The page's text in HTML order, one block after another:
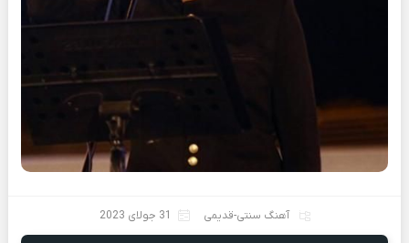
آهنگ سنتی-قدیمی 31 جولای 2023